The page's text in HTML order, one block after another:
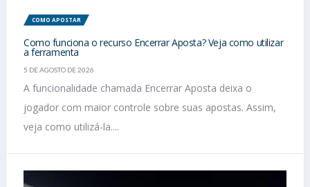
COMO APOSTAR
Como funciona o recurso Encerrar Aposta? Veja como utilizar
a ferramenta
5 DE AGOSTO DE 2026
A funcionalidade chamada Encerrar Aposta deixa o
jogador com maior controle sobre suas apostas. Assim,
veja como utilizá-la....